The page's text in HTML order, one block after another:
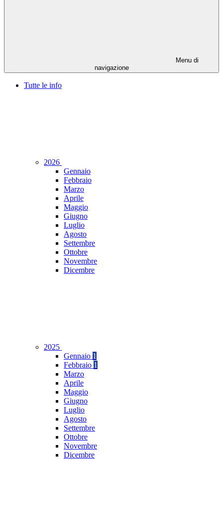
Menu di
navigazione
Tutte le info
2026
Gennaio
Febbraio
Marzo
Aprile
Maggio
Giugno
Luglio
Agosto
Settembre
Ottobre
Novembre
Dicembre
2025
Gennaio 1
Febbraio 1
Marzo
Aprile
Maggio
Giugno
Luglio
Agosto
Settembre
Ottobre
Novembre
Dicembre